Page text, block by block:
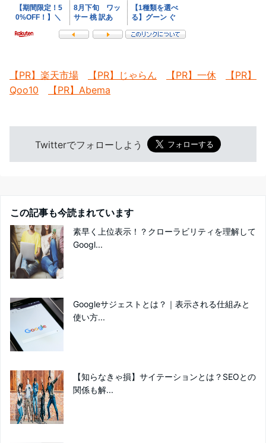
【PR】楽天市場 【PR】じゃらん 【PR】一休
【PR】
Qoo10
【PR】Abema
Twitterでフォローしよう
この記事も今読まれています
素早く上位表示！？クローラビリティを理解して
Googl...
Googleサジェストとは？｜表示される仕組みと
使い方...
【知らなきゃ損】サイテーションとは？SEOとの
関係も解...